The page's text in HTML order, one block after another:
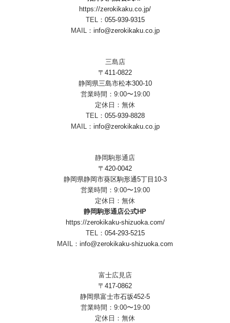
https://zerokikaku.co.jp/
TEL： 055-939-9315
MAIL： info@zerokikaku.co.jp
三島店
〒411-0822
静岡県三島市松本300-10
営業時間：9:00〜19:00
定休日：無休
TEL： 055-939-8828
MAIL： info@zerokikaku.co.jp
静岡駒形通店
〒420-0042
静岡県静岡市葵区駒形通5丁目10-3
営業時間：9:00〜19:00
定休日：無休
静岡駒形通店公式HP
https://zerokikaku-shizuoka.com/
TEL： 054-293-5215
MAIL： info@zerokikaku-shizuoka.com
富士広見店
〒417-0862
静岡県富士市石坂452-5
営業時間：9:00〜19:00
定休日：無休